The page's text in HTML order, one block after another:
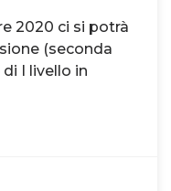
2020 ci si potrà
(seconda
I livello in